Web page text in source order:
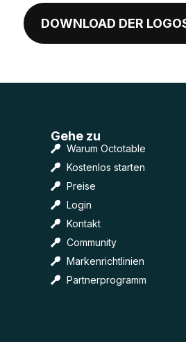
DOWNLOAD DER
Gehe zu
Warum Octotable
Kostenlos starten
Preise
Login
Kontakt
Community
Markenrichtlinien
Partnerprogramm